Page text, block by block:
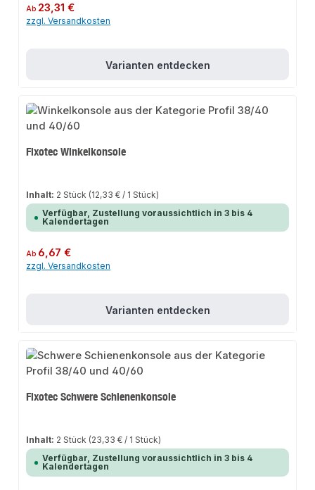
Regulärer Preis:
Ab 23,31 €
zzgl. Versandkosten
Varianten entdecken
Fixotec Winkelkonsole
Inhalt: 2 Stück (12,33 € / 1 Stück)
Verfügbar, Zustellung voraussichtlich in 3 bis 4
Kalendertagen
Regulärer Preis:
Ab 6,67 €
zzgl. Versandkosten
Varianten entdecken
Fixotec Schwere Schienenkonsole
Inhalt: 2 Stück (23,33 € / 1 Stück)
Verfügbar, Zustellung voraussichtlich in 3 bis 4
Kalendertagen